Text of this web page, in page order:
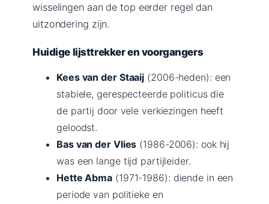
wisselingen aan de top eerder regel dan
uitzondering zijn.
Huidige lijsttrekker en voorgangers
Kees van der Staaij (2006-heden): een
stabiele, gerespecteerde politicus die
de partij door vele verkiezingen heeft
geloodst.
Bas van der Vlies (1986-2006): ook hij
was een lange tijd partijleider.
Hette Abma (1971-1986): diende in een
periode van politieke en